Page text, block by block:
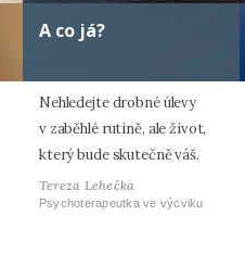
A co já?
Nehledejte drobné úlevy
v zaběhlé rutině, ale život,
který bude skutečně váš.
Tereza Lehečka
Psychoterapeutka ve výcviku